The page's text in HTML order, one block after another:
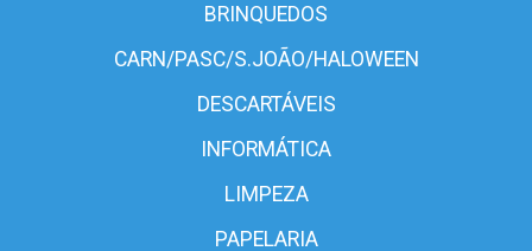
BRINQUEDOS
CARN/PASC/S.JOÃO/HALOWEEN
DESCARTÁVEIS
INFORMÁTICA
LIMPEZA
PAPELARIA